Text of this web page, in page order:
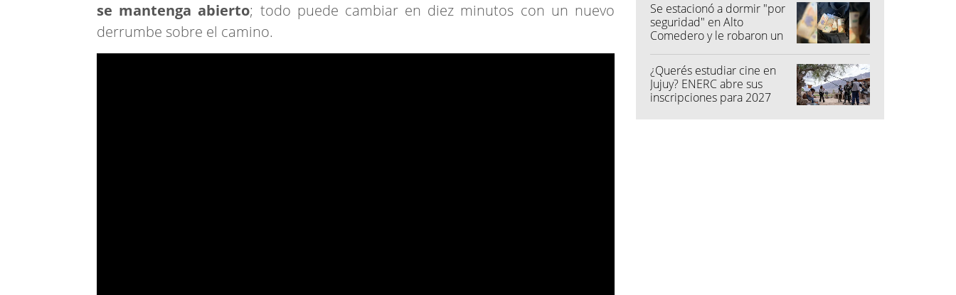
se mantenga abierto; todo puede cambiar en diez minutos con un nuevo
derrumbe sobre el camino.
Se estacionó a dormir "por
seguridad" en Alto
Comedero y le robaron un
¿Querés estudiar cine en
Jujuy? ENERC abre sus
inscripciones para 2027